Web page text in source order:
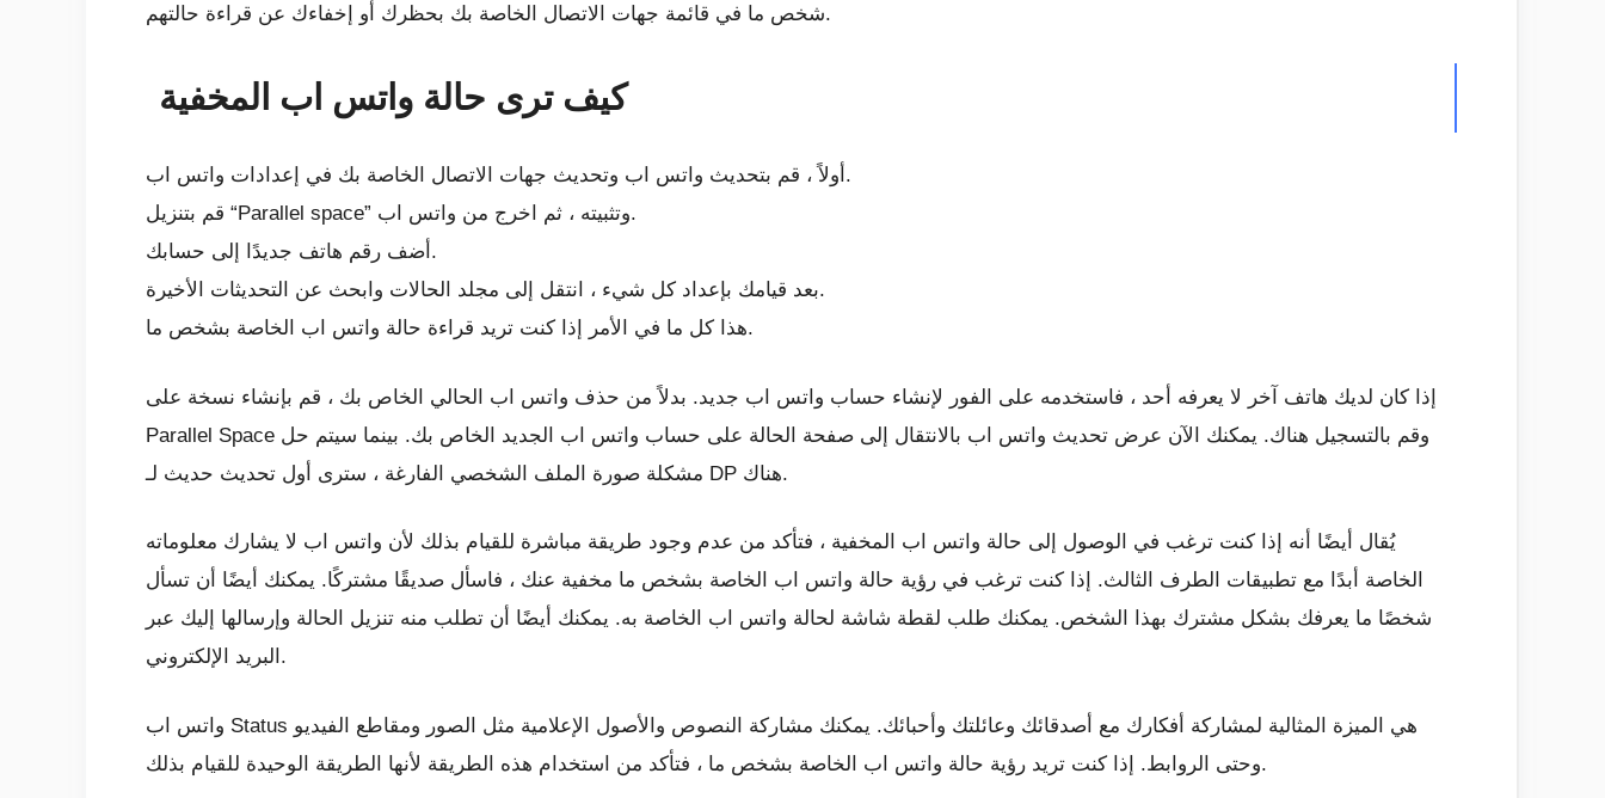
شخص ما في قائمة جهات الاتصال الخاصة بك بحظرك أو إخفاءك عن قراءة حالتهم.
كيف ترى حالة واتس اب المخفية
أولاً ، قم بتحديث واتس اب وتحديث جهات الاتصال الخاصة بك في إعدادات واتس اب.
قم بتنزيل “Parallel space” وتثبيته ، ثم اخرج من واتس اب.
أضف رقم هاتف جديدًا إلى حسابك.
بعد قيامك بإعداد كل شيء ، انتقل إلى مجلد الحالات وابحث عن التحديثات الأخيرة.
هذا كل ما في الأمر إذا كنت تريد قراءة حالة واتس اب الخاصة بشخص ما.
إذا كان لديك هاتف آخر لا يعرفه أحد ، فاستخدمه على الفور لإنشاء حساب واتس اب جديد. بدلاً من حذف واتس اب الحالي الخاص بك ، قم بإنشاء نسخة على
Parallel Space وقم بالتسجيل هناك. يمكنك الآن عرض تحديث واتس اب بالانتقال إلى صفحة الحالة على حساب واتس اب الجديد الخاص بك. بينما سيتم حل
مشكلة صورة الملف الشخصي الفارغة ، سترى أول تحديث حديث لـ DP هناك.
يُقال أيضًا أنه إذا كنت ترغب في الوصول إلى حالة واتس اب المخفية ، فتأكد من عدم وجود طريقة مباشرة للقيام بذلك لأن واتس اب لا يشارك معلوماته
الخاصة أبدًا مع تطبيقات الطرف الثالث. إذا كنت ترغب في رؤية حالة واتس اب الخاصة بشخص ما مخفية عنك ، فاسأل صديقًا مشتركًا. يمكنك أيضًا أن تسأل
شخصًا ما يعرفك بشكل مشترك بهذا الشخص. يمكنك طلب لقطة شاشة لحالة واتس اب الخاصة به. يمكنك أيضًا أن تطلب منه تنزيل الحالة وإرسالها إليك عبر
البريد الإلكتروني.
واتس اب Status هي الميزة المثالية لمشاركة أفكارك مع أصدقائك وعائلتك وأحبائك. يمكنك مشاركة النصوص والأصول الإعلامية مثل الصور ومقاطع الفيديو
وحتى الروابط. إذا كنت تريد رؤية حالة واتس اب الخاصة بشخص ما ، فتأكد من استخدام هذه الطريقة لأنها الطريقة الوحيدة للقيام بذلك.